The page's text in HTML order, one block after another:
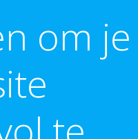
om je